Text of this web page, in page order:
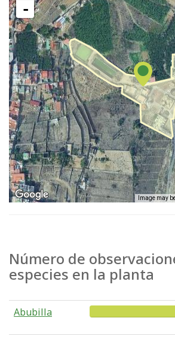
-
Image may
Número de
especies en la planta
Abubilla